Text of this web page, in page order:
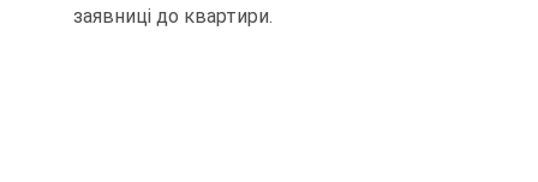
заявниці до квартири.